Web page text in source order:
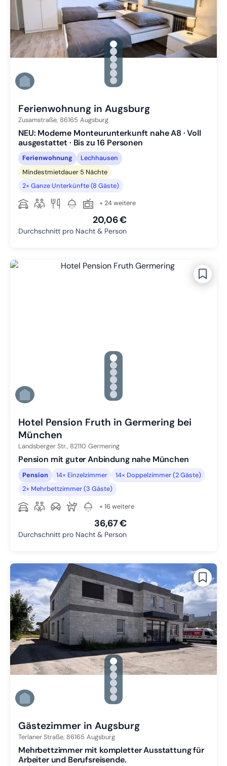
gallery.slide_selector
Zu Slide 1 wechseln
Zu Slide 2 wechseln
Zu Slide 3 wechseln
Zu Slide 4 wechseln
Zu Slide 5 wechseln
Zu Slide 6 wechseln
Ferienwohnung in Augsburg
Zusamstraße, 86165 Augsburg
NEU: Moderne Monteurunterkunft nahe A8 · Voll
ausgestattet · Bis zu 16 Personen
Ferienwohnung
Lechhausen
Mindestmietdauer 5 Nächte
2× Ganze Unterkünfte (8 Gäste)
+ 24 weitere
20,06 €
Durchschnitt pro Nacht & Person
gallery.slide_selector
Zu Slide 1 wechseln
Zu Slide 2 wechseln
Zu Slide 3 wechseln
Zu Slide 4 wechseln
Zu Slide 5 wechseln
Zu Slide 6 wechseln
Hotel Pension Fruth in Germering bei
München
Landsberger Str., 82110 Germering
Pension mit guter Anbindung nahe München
Pension 14× Einzelzimmer
14× Doppelzimmer (2 Gäste)
2× Mehrbettzimmer (3 Gäste)
+ 16 weitere
36,67 €
Durchschnitt pro Nacht & Person
gallery.slide_selector
Zu Slide 1 wechseln
Zu Slide 2 wechseln
Zu Slide 3 wechseln
Zu Slide 4 wechseln
Zu Slide 5 wechseln
Zu Slide 6 wechseln
Gästezimmer in Augsburg
Terlaner Straße, 86165 Augsburg
Mehrbettzimmer mit kompletter Ausstattung für
Arbeiter und Berufsreisende.